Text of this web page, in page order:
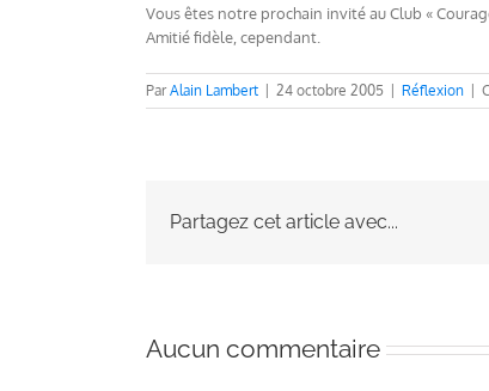
Vous êtes notre prochain invité au Club «
Amitié fidèle, cependant.
ParAlain Lambert 24 octobre 2005 Réflexion
Partagez cet article avec...
Aucun commentaire